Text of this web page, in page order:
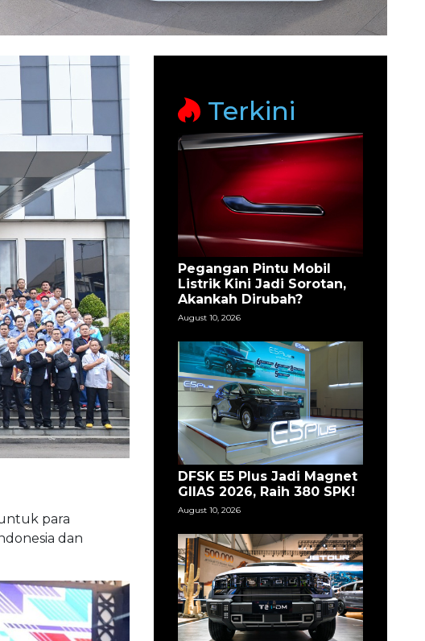
para
dan
Terkini
Pegangan Pintu Mobil
Listrik Kini Jadi Sorotan,
Akankah Dirubah?
August 10, 2026
DFSK E5 Plus Jadi Magnet
GIIAS 2026, Raih 380 SPK!
August 10, 2026